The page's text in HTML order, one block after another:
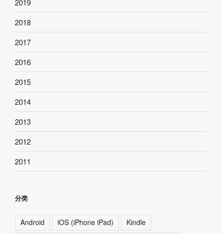
2019
2018
2017
2016
2015
2014
2013
2012
2011
分类
Android iOS (iPhone iPad)
Kindle